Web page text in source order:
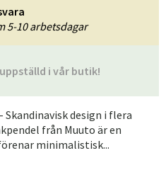
i vår butik!
5-10 arbetsdagar
design i flera
från Muuto är en
minimalistisk...